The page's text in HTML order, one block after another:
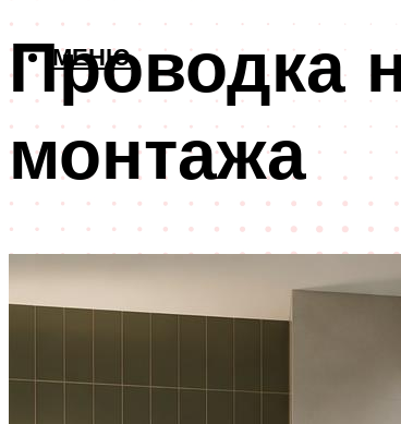
МЕНЮ
Проводка
монтажа